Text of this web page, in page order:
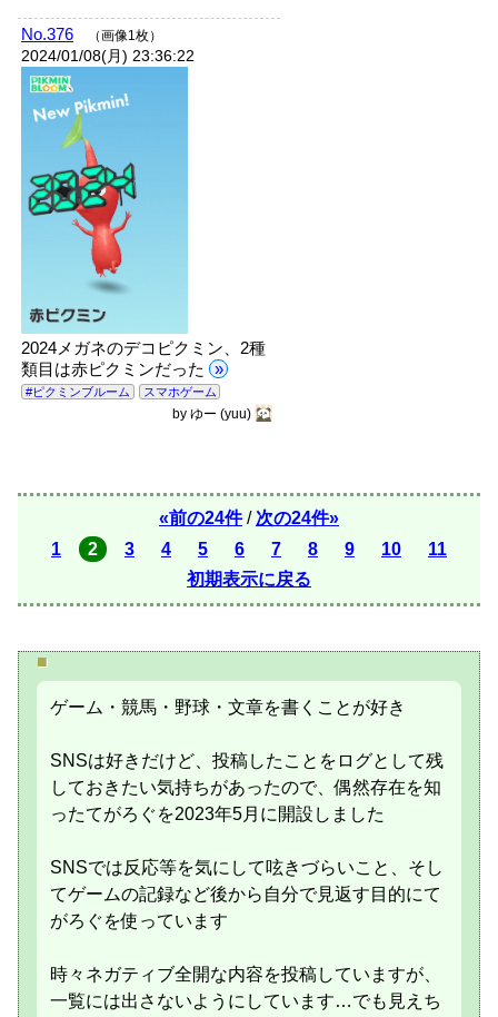
No.376 （画像1枚）
2024/01/08(月) 23:36:22
2024メガネのデコピクミン、2種
類目は赤ピクミンだった »
#ピクミンブルーム スマホゲーム
byゆー(yuu)
«前の24件 / 次の24件»
1
2 3 4 5 6 7 8 9 10
11
初期表示に戻る
■
ゲーム・競馬・野球・文章を書くことが好き
SNSは好きだけど、投稿したことをログとして残
しておきたい気持ちがあったので、偶然存在を知
ったてがろぐを2023年5月に開設しました
SNSでは反応等を気にして呟きづらいこと、そし
てゲームの記録など後から自分で見返す目的にて
がろぐを使っています
時々ネガティブ全開な内容を投稿していますが、
一覧には出さないようにしています…でも見えち